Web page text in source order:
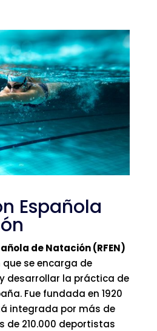
Española
de Natación (RFEN)
se encarga de
desarrollar la práctica de
Fue fundada en 1920
integrada por más de
de 210.000 deportistas